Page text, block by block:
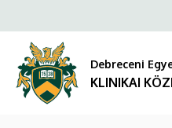
rend-
a
tartalomra
Debreceni
KLINIKAI